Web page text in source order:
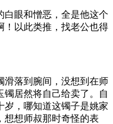
白眼和憎恶，全是他这个
！以此类推，找老公也得
滑落到腕间，没想到在师
镯居然将自己给卖了。自
岁，哪知道这镯子是姚家
想想师叔那时奇怪的表